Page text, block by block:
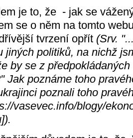
je to, že - jak se vážený
se o něm na tomto
tvrzení opřít (Srv.
jiných politiků, na nichž
by se z
Jak poznáme toho
poznali toho
vasevec.info/blogy/